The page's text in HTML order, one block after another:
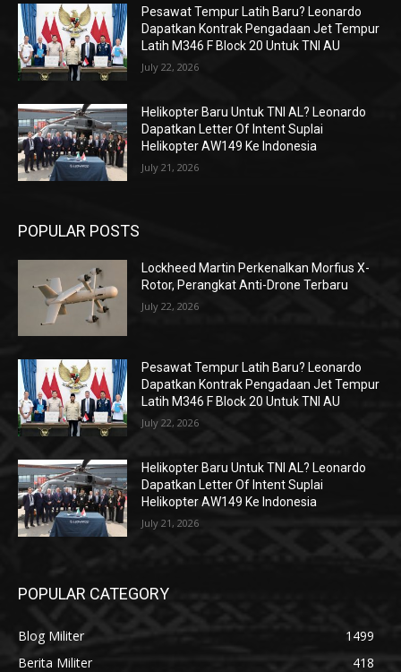
Pesawat Tempur Latih Baru? Leonardo
Dapatkan Kontrak Pengadaan Jet Tempur
Latih M346 F Block 20 Untuk TNI AU
July 22, 2026
Helikopter Baru Untuk TNI AL? Leonardo
Dapatkan Letter Of Intent Suplai
Helikopter AW149 Ke Indonesia
July 21, 2026
POPULAR POSTS
Lockheed Martin Perkenalkan Morfius X-
Rotor, Perangkat Anti-Drone Terbaru
July 22, 2026
Pesawat Tempur Latih Baru? Leonardo
Dapatkan Kontrak Pengadaan Jet Tempur
Latih M346 F Block 20 Untuk TNI AU
July 22, 2026
Helikopter Baru Untuk TNI AL? Leonardo
Dapatkan Letter Of Intent Suplai
Helikopter AW149 Ke Indonesia
July 21, 2026
POPULAR CATEGORY
Blog Militer
1499
Berita Militer
418